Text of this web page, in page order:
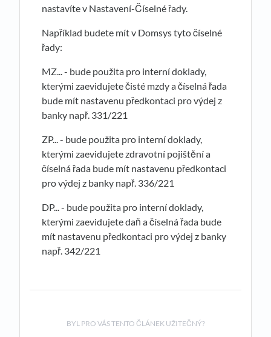
nastavíte v Nastavení-Číselné řady.
Například budete mít v Domsys tyto číselné
řady:
MZ... - bude použita pro interní doklady,
kterými zaevidujete čisté mzdy a číselná řada
bude mít nastavenu předkontaci pro výdej z
banky např. 331/221
ZP... - bude použita pro interní doklady,
kterými zaevidujete zdravotní pojištění a
číselná řada bude mít nastavenu předkontaci
pro výdej z banky např. 336/221
DP... - bude použita pro interní doklady,
kterými zaevidujete daň a číselná řada bude
mít nastavenu předkontaci pro výdej z banky
např. 342/221
BYL PRO VÁS TENTO ČLÁNEK UŽITEČNÝ?